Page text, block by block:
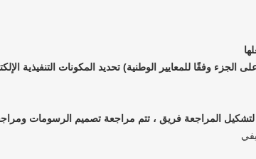
الجزء وفقًا للمعايير الوطنية) تحديد المكونات التنفيذية
فريق ، تتم مراجعة تصميم الرسومات